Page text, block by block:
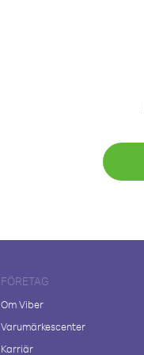
FÖRETAG
Om Viber
Varumärkescenter
Karriär